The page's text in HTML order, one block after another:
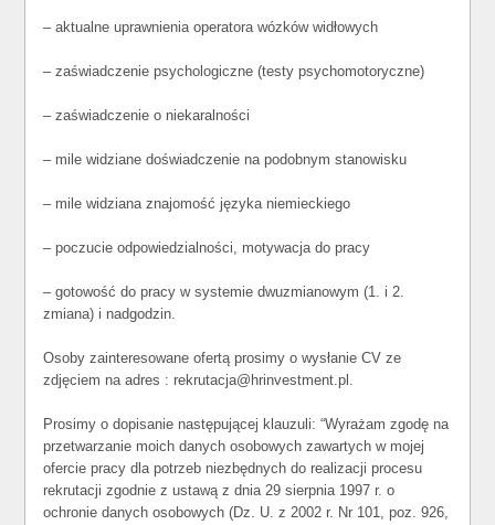
– aktualne uprawnienia operatora wózków widłowych
– zaświadczenie psychologiczne (testy psychomotoryczne)
– zaświadczenie o niekaralności
– mile widziane doświadczenie na podobnym stanowisku
– mile widziana znajomość języka niemieckiego
– poczucie odpowiedzialności, motywacja do pracy
– gotowość do pracy w systemie dwuzmianowym (1. i 2.
zmiana) i nadgodzin.
Osoby zainteresowane ofertą prosimy o wysłanie CV ze
zdjęciem na adres : rekrutacja@hrinvestment.pl.
Prosimy o dopisanie następującej klauzuli: “Wyrażam zgodę na
przetwarzanie moich danych osobowych zawartych w mojej
ofercie pracy dla potrzeb niezbędnych do realizacji procesu
rekrutacji zgodnie z ustawą z dnia 29 sierpnia 1997 r. o
ochronie danych osobowych (Dz. U. z 2002 r. Nr 101, poz. 926,